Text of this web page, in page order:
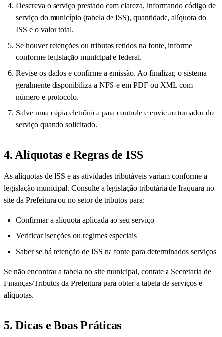
Descreva o serviço prestado com clareza, informando código de
serviço do município (tabela de ISS), quantidade, alíquota do
ISS e o valor total.
Se houver retenções ou tributos retidos na fonte, informe
conforme legislação municipal e federal.
Revise os dados e confirme a emissão. Ao finalizar, o sistema
geralmente disponibiliza a NFS-e em PDF ou XML com
número e protocolo.
Salve uma cópia eletrônica para controle e envie ao tomador do
serviço quando solicitado.
4. Alíquotas e Regras de ISS
As alíquotas de ISS e as atividades tributáveis variam conforme a
legislação municipal. Consulte a legislação tributária de Iraquara no
site da Prefeitura ou no setor de tributos para:
Confirmar a alíquota aplicada ao seu serviço
Verificar isenções ou regimes especiais
Saber se há retenção de ISS na fonte para determinados serviços
Se não encontrar a tabela no site municipal, contate a Secretaria de
Finanças/Tributos da Prefeitura para obter a tabela de serviços e
alíquotas.
5. Dicas e Boas Práticas